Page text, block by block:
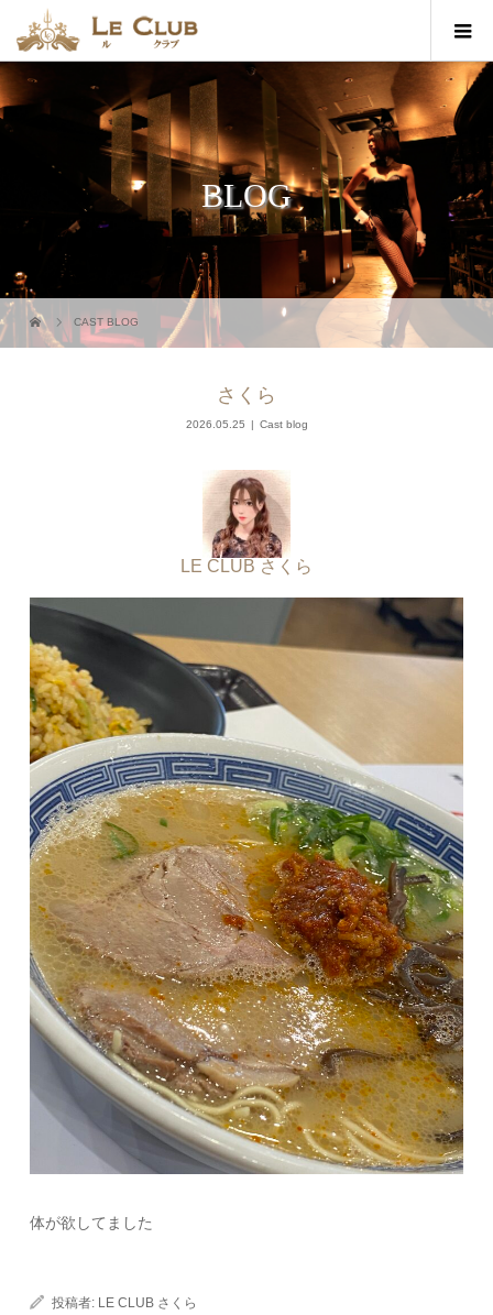
BLOG
CAST BLOG
さくら
2026.05.25 Cast blog
LE CLUB さくら
体が欲してました
投稿者: LE CLUB さくら